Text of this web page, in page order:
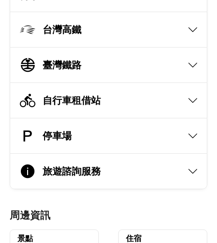
台灣高鐵
臺灣鐵路
自行車租借站
停車場
旅遊諮詢服務
周邊資訊
景點 住宿